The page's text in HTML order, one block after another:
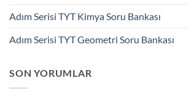
Adım Serisi TYT Kimya Soru Bankası
Adım Serisi TYT Geometri Soru Bankası
SON YORUMLAR